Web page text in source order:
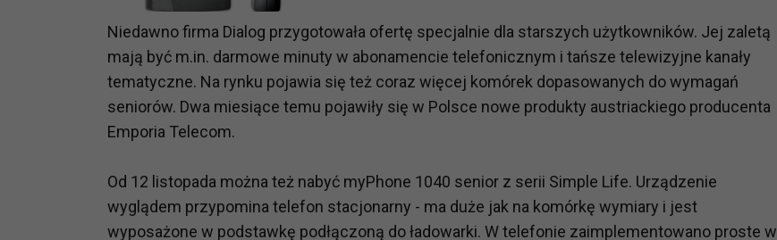
Niedawno firma Dialog przygotowała ofertę specjalnie dla starszych użytkowników. Jej zaletą
mają być m.in. darmowe minuty w abonamencie telefonicznym i tańsze telewizyjne kanały
tematyczne. Na rynku pojawia się też coraz więcej komórek dopasowanych do wymagań
seniorów. Dwa miesiące temu pojawiły się w Polsce nowe produkty austriackiego producenta
Emporia Telecom.
Od 12 listopada można też nabyć myPhone 1040 senior z serii Simple Life. Urządzenie
wyglądem przypomina telefon stacjonarny - ma duże jak na komórkę wymiary i jest
wyposażone w podstawkę podłączoną do ładowarki. W telefonie zaimplementowano proste w